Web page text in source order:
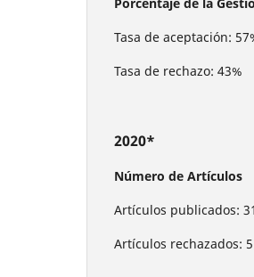
Tasa de aceptación:
Tasa de rechazo: 43%
2020*
Número de Artículos
Artículos publicados: 31
Artículos rechazados: 5